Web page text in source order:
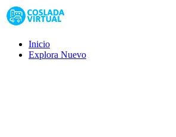
Inicio
Explora Nuevo